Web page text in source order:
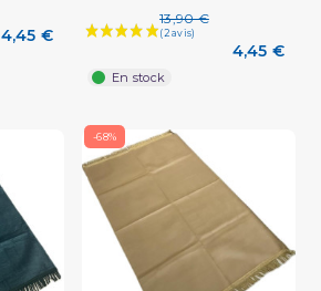
(5 avis)
4,45 €
13,90 €
4,45 €
En stock
-68%